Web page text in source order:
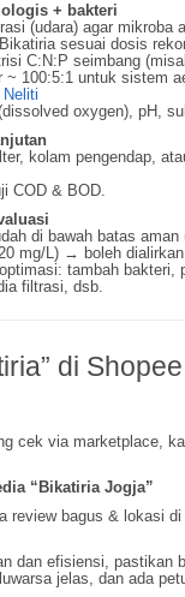
+ bakteri
(udara) agar mikroba
sesuai dosis
C:N:P seimbang
~ 100:5:1 untuk sistem
Neliti
oxygen), pH,
kolam pengendap,
COD & BOD.
di bawah batas aman
mg/L) → boleh
tambah bakteri,
filtrasi, dsb.
di
cek via marketplace,
“Bikatiria Jogja”
review bagus & lokasi
dan efisiensi, pastikan
jelas, dan ada